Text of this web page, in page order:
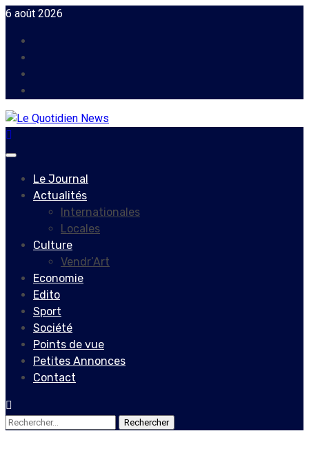
Skip
content
6 août 2026
Primary
Le Journal
Actualités
Internationales
Locales
Culture
Vendr’Art
Economie
Edito
Sport
Société
Points de vue
Petites Annonces
Contact
Rechercher :